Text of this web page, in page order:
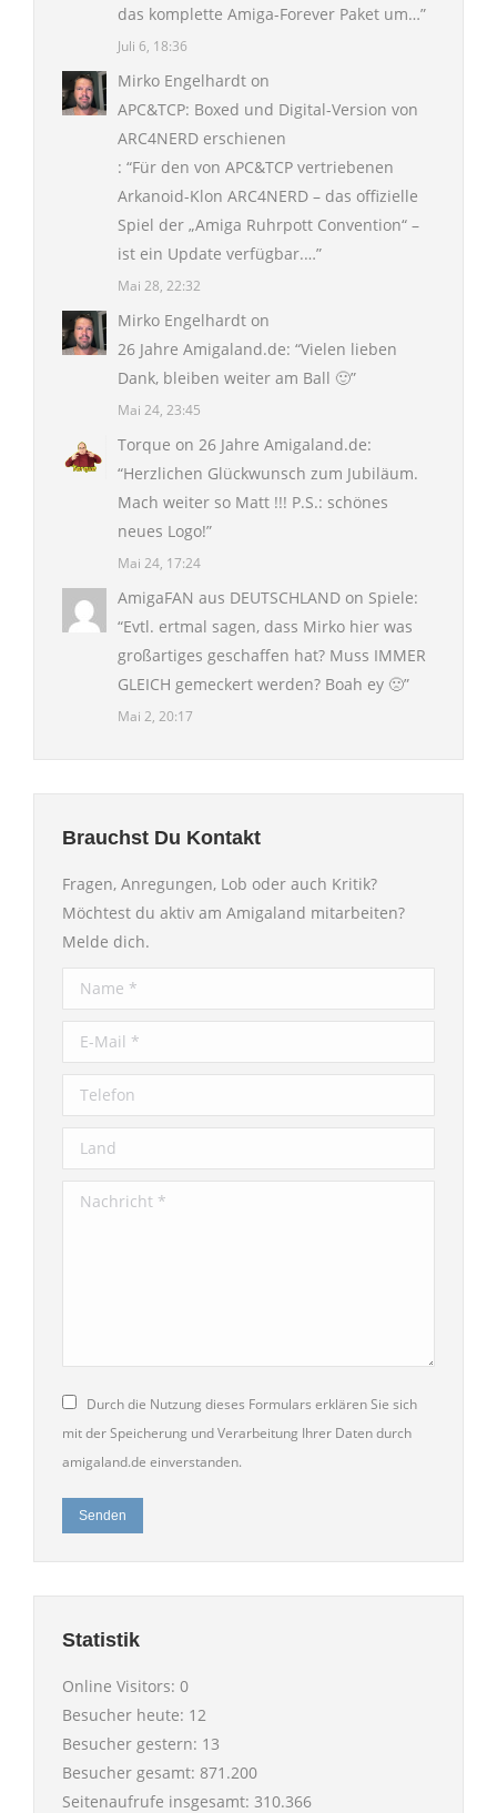
das komplette Amiga-Forever Paket um…”
Juli 6, 18:36
Mirko Engelhardt on
APC&TCP: Boxed und Digital-Version von
ARC4NERD erschienen
: “Für den von APC&TCP vertriebenen
Arkanoid-Klon ARC4NERD – das offizielle
Spiel der „Amiga Ruhrpott Convention“ –
ist ein Update verfügbar.…”
Mai 28, 22:32
Mirko Engelhardt on
26 Jahre Amigaland.de: “Vielen lieben
Dank, bleiben weiter am Ball 🙂”
Mai 24, 23:45
Torque on 26 Jahre Amigaland.de:
“Herzlichen Glückwunsch zum Jubiläum.
Mach weiter so Matt !!! P.S.: schönes
neues Logo!”
Mai 24, 17:24
AmigaFAN aus DEUTSCHLAND on Spiele:
“Evtl. ertmal sagen, dass Mirko hier was
großartiges geschaffen hat? Muss IMMER
GLEICH gemeckert werden? Boah ey 🙁”
Mai 2, 20:17
Brauchst Du Kontakt
Fragen, Anregungen, Lob oder auch Kritik?
Möchtest du aktiv am Amigaland mitarbeiten?
Melde dich.
Name *
E-Mail *
Telefon
Land
Nachricht *
Durch die Nutzung dieses Formulars erklären Sie sich
mit der Speicherung und Verarbeitung Ihrer Daten durch
amigaland.de einverstanden.
Senden
Statistik
Online Visitors: 0
Besucher heute: 12
Besucher gestern: 13
Besucher gesamt: 871.200
Seitenaufrufe insgesamt: 310.366